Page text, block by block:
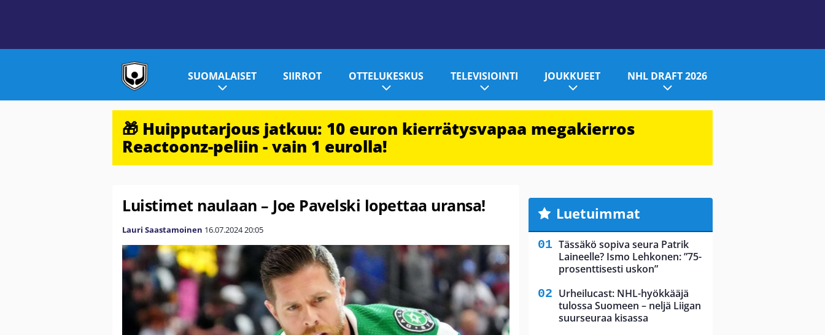
SUOMALAISET SIIRROT OTTELUKESKUS TELEVISIOINTI JOUKKUEET NHL DRAFT 2026
🎁 Huipputarjous jatkuu: 10 euron kierrätysvapaa megakierros
Reactoonz-peliin - vain 1 eurolla!
Luistimet naulaan – Joe Pavelski lopettaa uransa!
Lauri Saastamoinen 16.07.202420:05
Luetuimmat
Tässäkö sopiva seura Patrik
Laineelle? Ismo Lehkonen: ”75-
prosenttisesti uskon”
Urheilucast: NHL-hyökkääjä
tulossa Suomeen – neljä Liigan
suurseuraa kisassa